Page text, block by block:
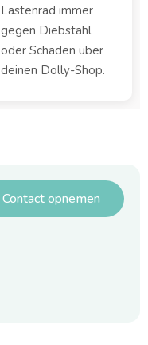
Lastenrad immer
gegen Diebstahl
oder Schäden über
deinen Dolly-Shop.
Contact opnemen